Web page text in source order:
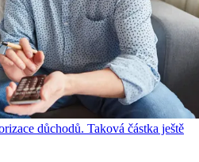
důchodů. Taková částka ještě